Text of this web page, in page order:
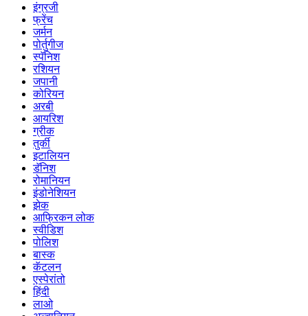
इंग्रजी
फ्रेंच
जर्मन
पोर्तुगीज
स्पॅनिश
रशियन
जपानी
कोरियन
अरबी
आयरिश
ग्रीक
तुर्की
इटालियन
डॅनिश
रोमानियन
इंडोनेशियन
झेक
आफ्रिकन लोक
स्वीडिश
पोलिश
बास्क
कॅटलन
एस्पेरांतो
हिंदी
लाओ